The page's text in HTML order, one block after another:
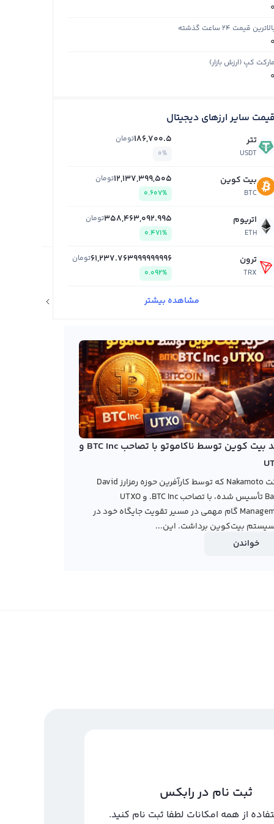
خرید بیت کوین توسط ناکاموتو با تصاحب BTC Inc و
شرکت Nakamoto که توسط کارآفرین حوزه رمزارز David
Bailey تأسیس شده، با تصاحب BTC Inc. و UTXO
Management گام مهمی در مسیر تقویت جایگاه خود در
بیت‌کوین برداشت. این...
خواندن
ثبت نام در رابکس
از همه امکانات لطفا ثبت نام کنید.
0
قیمت ۲۴ ساعت گذشته
0
مارکت کپ (ارزش بازار)
0
قیمت سایر ارزهای دیجیتال
تتر
USDT
186,700.5تومان
0%
بیت کوین
BTC
12,137,399,505تومان
0.607%
اتریوم
ETH
358,463,092.995تومان
0.471%
ترون
TRX
61,237.763999999996تومان
0.092%
مشاهده بیشتر